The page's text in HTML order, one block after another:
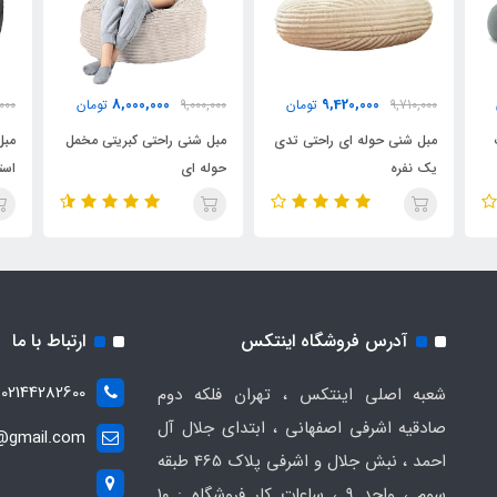
9,710,000
9,420,000 تومان
مبل شنی حوله ای راحتی تدی
یک نفره
9,000,000
8,000,000 تومان
مبل شنی راحتی کبریتی مخمل
حوله ای
آدرس فروشگاه اینتکس
شعبه اصلی اینتکس ، تهران فلکه دوم
صادقیه اشرفی اصفهانی ، ابتدای جلال آل
احمد ، نبش جلال و اشرفی پلاک 465 طبقه
ارتباط با ما
02144282600